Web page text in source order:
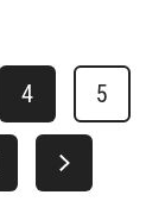
4 5